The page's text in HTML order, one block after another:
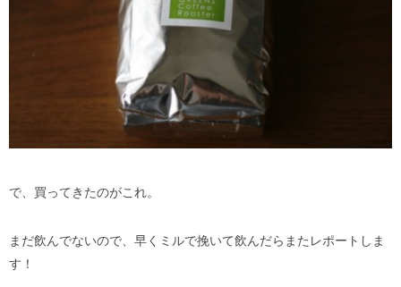
で、買ってきたのがこれ。
まだ飲んでないので、早くミルで挽いて飲んだらまたレポートしま
す！